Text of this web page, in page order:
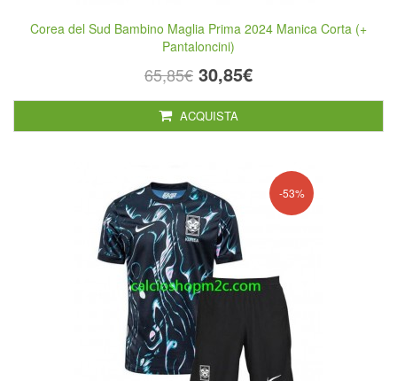
Corea del Sud Bambino Maglia Prima 2024 Manica Corta (+
Pantaloncini)
65,85€ 30,85€
ACQUISTA
-53%